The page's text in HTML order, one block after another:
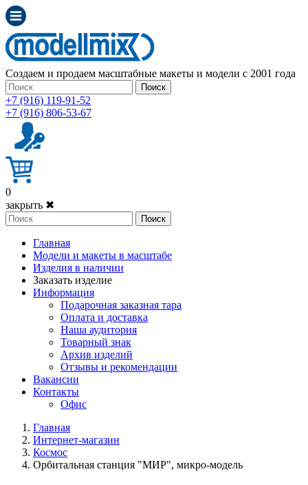
Создаем и продаем масштабные макеты и модели с 2001 года
Поиск
+7 (916) 119-91-52
+7 (916) 806-53-67
0
закрыть ✖
Поиск
Главная
Модели и макеты в масштабе
Изделия в наличии
Заказать изделие
Информация
Подарочная заказная тара
Оплата и доставка
Наша аудитория
Товарный знак
Архив изделий
Отзывы и рекомендации
Вакансии
Контакты
Офис
Главная
Интернет-магазин
Космос
Орбитальная станция "МИР", микро-модель